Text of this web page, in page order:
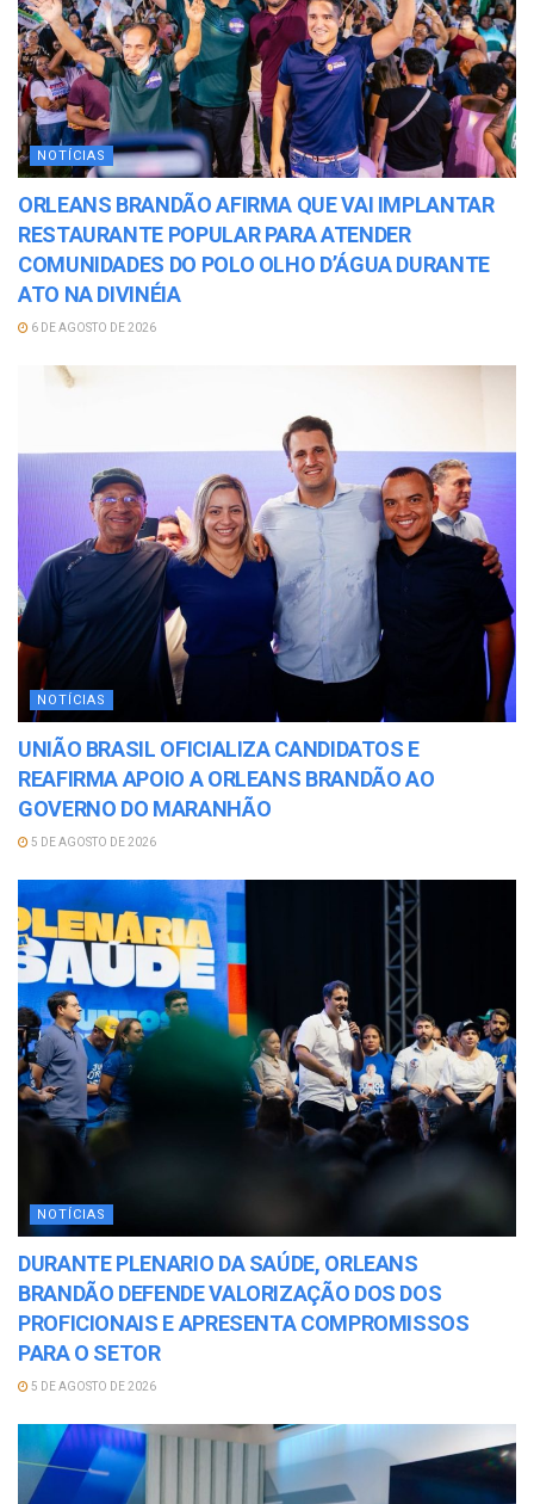
NOTÍCIAS
ORLEANS BRANDÃO AFIRMA QUE VAI IMPLANTAR
RESTAURANTE POPULAR PARA ATENDER
COMUNIDADES DO POLO OLHO D’ÁGUA DURANTE
ATO NA DIVINÉIA
6 DE AGOSTO DE 2026
NOTÍCIAS
UNIÃO BRASIL OFICIALIZA CANDIDATOS E
REAFIRMA APOIO A ORLEANS BRANDÃO AO
GOVERNO DO MARANHÃO
5 DE AGOSTO DE 2026
NOTÍCIAS
DURANTE PLENARIO DA SAÚDE, ORLEANS
BRANDÃO DEFENDE VALORIZAÇÃO DOS DOS
PROFICIONAIS E APRESENTA COMPROMISSOS
PARA O SETOR
5 DE AGOSTO DE 2026